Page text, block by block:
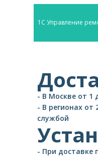
1С Управление
- В Москве от 1
- В регионах от
службой
- При доставке